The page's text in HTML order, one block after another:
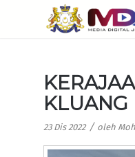
KLUANG
23 Dis 2022 / oleh